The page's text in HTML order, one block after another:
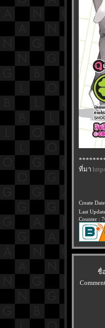
ที่มา
Create
Last
Counter :
ชื่